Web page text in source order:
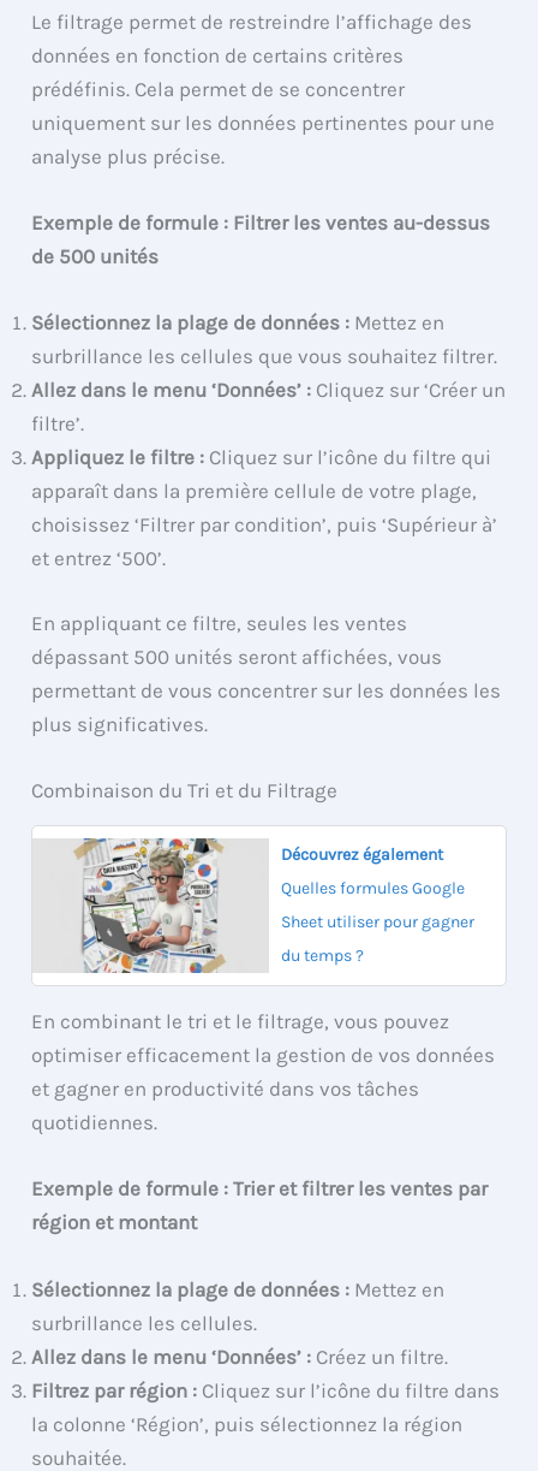
Le filtrage permet de restreindre l’affichage des
données en fonction de certains critères
prédéfinis. Cela permet de se concentrer
uniquement sur les données pertinentes pour une
analyse plus précise.
Exemple de formule : Filtrer les ventes au-dessus
de 500 unités
Sélectionnez la plage de données : Mettez en
surbrillance les cellules que vous souhaitez filtrer.
Allez dans le menu ‘Données’ : Cliquez sur ‘Créer un
filtre’.
Appliquez le filtre : Cliquez sur l’icône du filtre qui
apparaît dans la première cellule de votre plage,
choisissez ‘Filtrer par condition’, puis ‘Supérieur à’
et entrez ‘500’.
En appliquant ce filtre, seules les ventes
dépassant 500 unités seront affichées, vous
permettant de vous concentrer sur les données les
plus significatives.
Combinaison du Tri et du Filtrage
Découvrez également
Quelles formules Google
Sheet utiliser pour gagner
du temps ?
En combinant le tri et le filtrage, vous pouvez
optimiser efficacement la gestion de vos données
et gagner en productivité dans vos tâches
quotidiennes.
Exemple de formule : Trier et filtrer les ventes par
région et montant
Sélectionnez la plage de données : Mettez en
surbrillance les cellules.
Allez dans le menu ‘Données’ : Créez un filtre.
Filtrez par région : Cliquez sur l’icône du filtre dans
la colonne ‘Région’, puis sélectionnez la région
souhaitée.